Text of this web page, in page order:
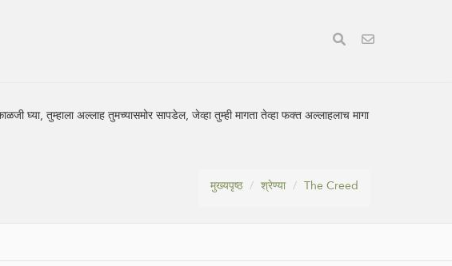
घ्या, तुम्हाला अल्लाह तुमच्यासमोर सापडेल, जेव्हा तुम्ही मागता तेव्हा फक्त अल्लाहलाच मागा
मुख्यपृष्ठ श्रेण्या The Creed